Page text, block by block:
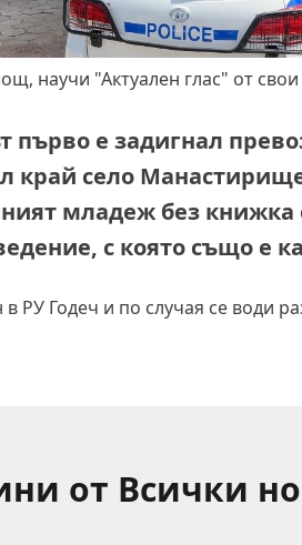
научи "Актуален глас" от
е задигнал
край село
младеж без книжка
с която също е
РУ Годеч и по случая се води
от Всички